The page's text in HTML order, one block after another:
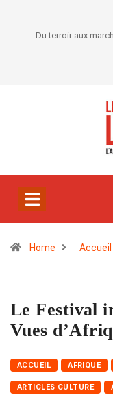
Du terroir aux
Home Accueil
Le Festival
Vues
ACCUEIL AFRIQUE
ARTICLES CULTURE